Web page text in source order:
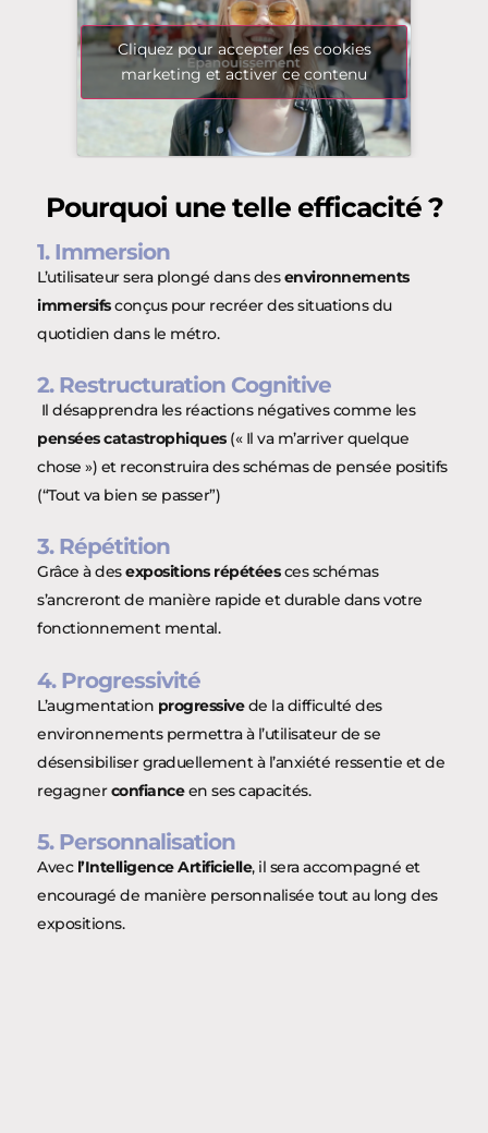
Cliquez pour accepter les cookies
marketing et activer ce contenu
Pourquoi une telle efficacité ?
1. Immersion
L’utilisateur sera plongé dans desenvironnements
immersifsconçus pour recréer des situations du
quotidien dans le métro.
2. Restructuration Cognitive
Il désapprendra les réactions négatives comme les
pensées catastrophiques(« Il va m’arriver quelque
chose ») et reconstruira des schémas de pensée positifs
(“Tout va bien se passer”)
3. Répétition
Grâce à desexpositions répétéesces schémas
s’ancreront de manière rapide et durable dans votre
fonctionnement mental.
4. Progressivité
L’augmentation progressivede la difficulté des
environnements permettra à l’utilisateur de se
désensibiliser graduellement à l’anxiété ressentie et de
regagnerconfianceen ses capacités.
5. Personnalisation
Avecl’Intelligence Artificielle, il sera accompagné et
encouragé de manière personnalisée tout au long des
expositions.